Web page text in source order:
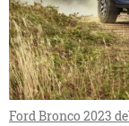
Ford Bronco 2023